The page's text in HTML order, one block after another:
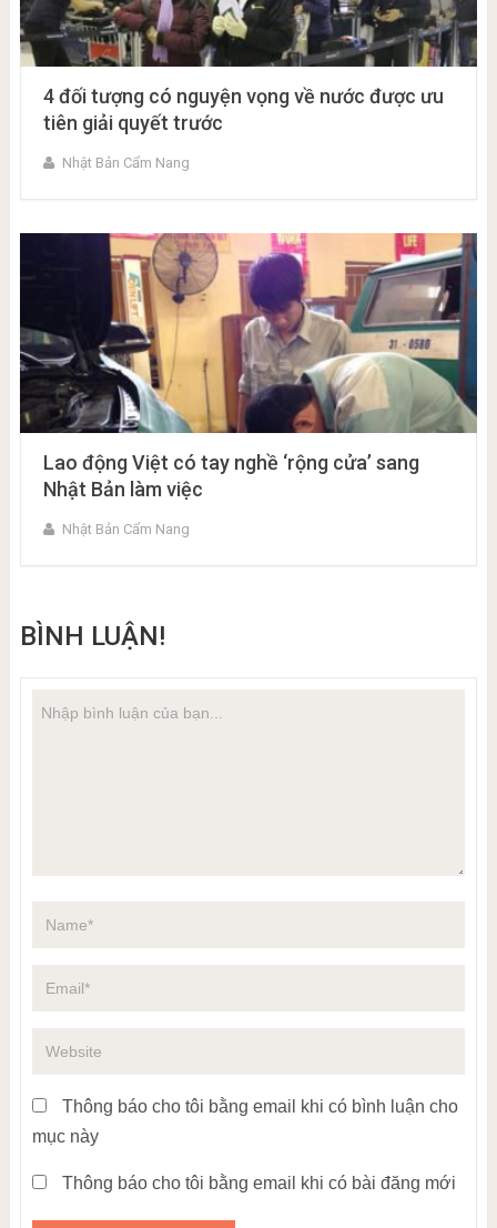
4 đối tượng có nguyện vọng về nước được ưu
tiên giải quyết trước
Nhật Bản Cẩm Nang
Lao động Việt có tay nghề ‘rộng cửa’ sang
Nhật Bản làm việc
Nhật Bản Cẩm Nang
BÌNH LUẬN!
Thông báo cho tôi bằng email khi có bình luận cho
mục này
Thông báo cho tôi bằng email khi có bài đăng mới